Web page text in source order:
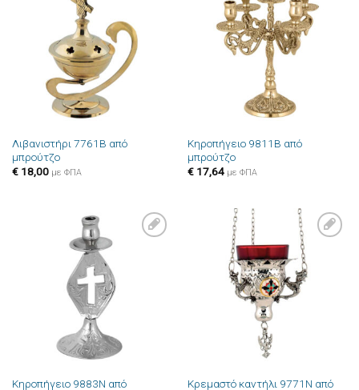
στην λίστα
επιθυμιών
Λιβανιστήρι 7761B από
μπρούτζο
€18,00 με ΦΠΑ
Πρόσθήκη
στην λίστα
επιθυμιών
Κηροπήγειο 9811B από
μπρούτζο
€17,64 με ΦΠΑ
Κηροπήγειο 9883N από
Πρόσθήκη
στην λίστα
επιθυμιών
Κρεμαστό καντήλι 9771N από